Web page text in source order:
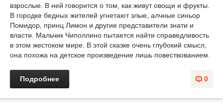
взрослые. В ней говорится о том, как живут овощи и фрукты.
В городке бедных жителей угнетают злые, алчные синьор
Помидор, принц Лимон и другие представители знати и
власти. Мальчик Чиполлино пытается найти справедливость
в этом жестоком мире. В этой сказке очень глубокий смысл,
она похожа на детское произведение лишь повествованием.
0
Подробнее